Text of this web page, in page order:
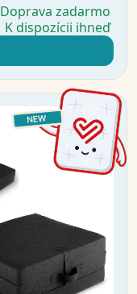
Doprava zadarmo
K dispozícii ihneď